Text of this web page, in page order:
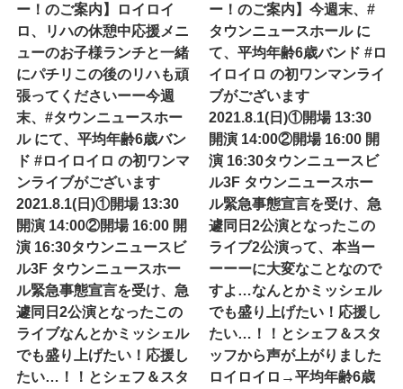
ー！のご案内】ロイロイ
ロ、リハの休憩中応援メニ
ューのお子様ランチと一緒
にパチリこの後のリハも頑
張ってくださいーー今週
末、#タウンニュースホー
ル にて、平均年齢6歳バン
ド #ロイロイロ の初ワンマ
ンライブがございます
2021.8.1(日)①開場 13:30
開演 14:00②開場 16:00 開
演 16:30タウンニュースビ
ル3F タウンニュースホー
ル緊急事態宣言を受け、急
遽同日2公演となったこの
ライブなんとかミッシェル
でも盛り上げたい！応援し
たい…！！とシェフ＆スタ
ー！のご案内】今週末、#
タウンニュースホール に
て、平均年齢6歳バンド #ロ
イロイロ の初ワンマンライ
ブがございます
2021.8.1(日)①開場 13:30
開演 14:00②開場 16:00 開
演 16:30タウンニュースビ
ル3F タウンニュースホー
ル緊急事態宣言を受け、急
遽同日2公演となったこの
ライブ2公演って、本当ー
ーーーに大変なことなので
すよ…なんとかミッシェル
でも盛り上げたい！応援し
たい…！！とシェフ＆スタ
ッフから声が上がりました
ロイロイロ→平均年齢6歳